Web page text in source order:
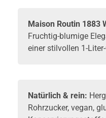
Maison Routin 1883
Fruchtig-blumige
einer stilvollen 1-
Natürlich & rein:
Rohrzucker, vegan,